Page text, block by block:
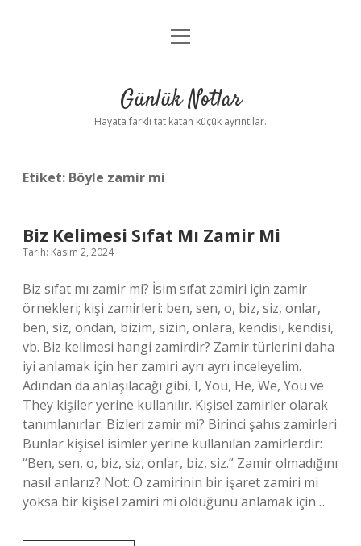
Anasayfa
Yasal Uyarı
menüyü
Günlük Notlar
Hayata farklı tat katan küçük ayrıntılar.
Etiket: Böyle zamir mi
Biz Kelimesi Sıfat Mı Zamir Mi
Tarih: Kasım 2, 2024
Biz sıfat mı zamir mi? İsim sıfat zamiri için zamir
örnekleri; kişi zamirleri: ben, sen, o, biz, siz, onlar,
ben, siz, ondan, bizim, sizin, onlara, kendisi, kendisi,
vb. Biz kelimesi hangi zamirdir? Zamir türlerini daha
iyi anlamak için her zamiri ayrı ayrı inceleyelim.
Adından da anlaşılacağı gibi, I, You, He, We, You ve
They kişiler yerine kullanılır. Kişisel zamirler olarak
tanımlanırlar. Bizleri zamir mi? Birinci şahıs zamirleri
Bunlar kişisel isimler yerine kullanılan zamirlerdir:
“Ben, sen, o, biz, siz, onlar, biz, siz.” Zamir olmadığını
nasıl anlarız? Not: O zamirinin bir işaret zamiri mi
yoksa bir kişisel zamiri mi olduğunu anlamak için…